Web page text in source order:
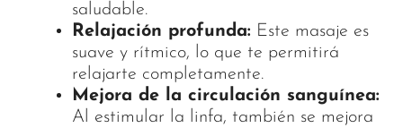
saludable.
Relajación profunda: Este masaje es
suave y rítmico, lo que te permitirá
relajarte completamente.
Mejora de la circulación sanguínea:
Al estimular la linfa, también se mejora